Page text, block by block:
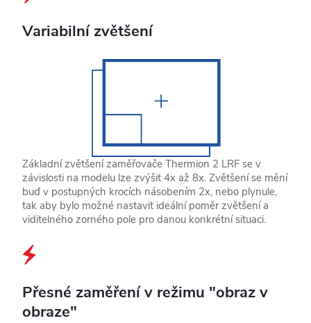
Variabilní zvětšení
Základní zvětšení zaměřovače Thermion 2 LRF se v
závislosti na modelu lze zvýšit 4x až 8x. Zvětšení se mění
buď v postupných krocích násobením 2x, nebo plynule,
tak aby bylo možné nastavit ideální poměr zvětšení a
viditelného zorného pole pro danou konkrétní situaci.
Přesné zaměření v režimu "obraz v
obraze"